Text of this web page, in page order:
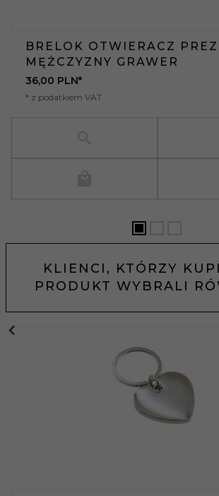
BRELOK OTWIERACZ
MĘŻCZYZNY GRAWER
36,00 PLN*
* z podatkiem VAT
KLIENCI, KTÓRZY
PRODUKT WYBRALI